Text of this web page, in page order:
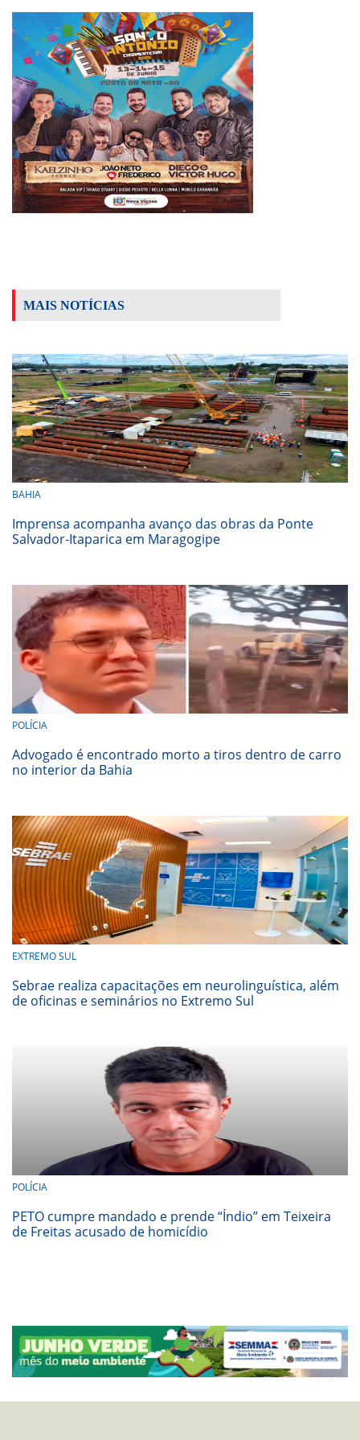
MAIS NOTÍCIAS
BAHIA
Imprensa acompanha avanço das obras da Ponte
Salvador-Itaparica em Maragogipe
POLÍCIA
Advogado é encontrado morto a tiros dentro de carro
no interior da Bahia
EXTREMO SUL
Sebrae realiza capacitações em neurolinguística, além
de oficinas e seminários no Extremo Sul
POLÍCIA
PETO cumpre mandado e prende “Índio” em Teixeira
de Freitas acusado de homicídio